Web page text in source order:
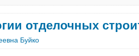
отделочных
Буйко